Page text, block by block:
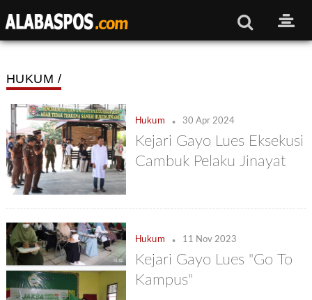
HUKUM /
Hukum . 30 Apr 2024
Kejari Gayo Lues Eksekusi
Cambuk Pelaku Jinayat
Hukum . 11 Nov 2023
Kejari Gayo Lues "Go To
Kampus"